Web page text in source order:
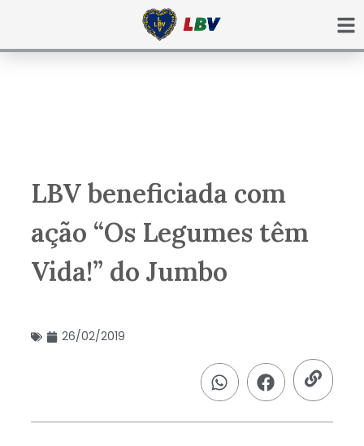
LBV beneficiada com
ação “Os Legumes têm
Vida!” do Jumbo
26/02/2019